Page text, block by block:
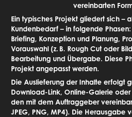
vereinbarten
Ein typisches Projekt gliedert sich –
Kundenbedarf – in folgende
Briefing, Konzeption und Planung,
Vorauswahl (z. B. Rough Cut oder
Bearbeitung und Übergabe. Diese
Projekt angepasst werden.
Die Auslieferung der Inhalte erfolgt
Download-Link, Online-Galerie
den mit dem Auftraggeber
JPEG, PNG, MP4). Die Herausgabe